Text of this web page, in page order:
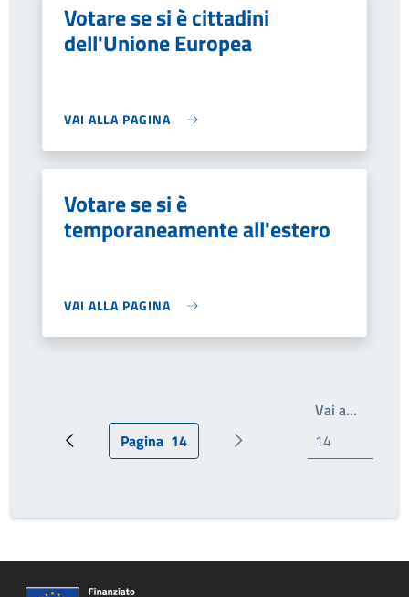
Votare se si è cittadini
dell'Unione Europea
VAI ALLA PAGINA
Votare se si è
temporaneamente all'estero
VAI ALLA PAGINA
Pagina precedentePagina attuale
Pagina 14 Prossima pagina
Vai a…Write